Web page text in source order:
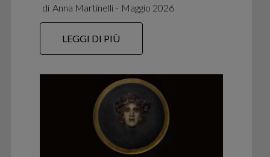
di Anna Martinelli ∙ Maggio 2026
LEGGI DI PIÙ